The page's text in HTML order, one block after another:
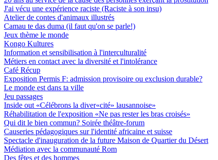
J'ai vécu une expérience raciste (Raciste à son insu)
Atelier de contes d'animaux illustrés
Camau te das duma (il faut qu'on se parle!)
Jeux thème le monde
Kongo Kultures
Information et sensibilisation à l'interculturalité
Métiers en contact avec la diversité et l'intolérance
Café Récup
Exposition Permis F: admission provisoire ou exclusion durable?
Le monde est dans ta ville
Jeu passages
Inside out «Célébrons la diver«cité» lausannoise»
Réhabilitation de l'exposition «Ne pas rester les bras croisés»
Qui dit le bien commun? Soirée théâtre-forum
Causeries pédagogiques sur l'identité africaine et suisse
Spectacle d'inauguration de la future Maison de Quartier du Désert
Médiation avec la communauté Rom
Des fêtes et des hommes